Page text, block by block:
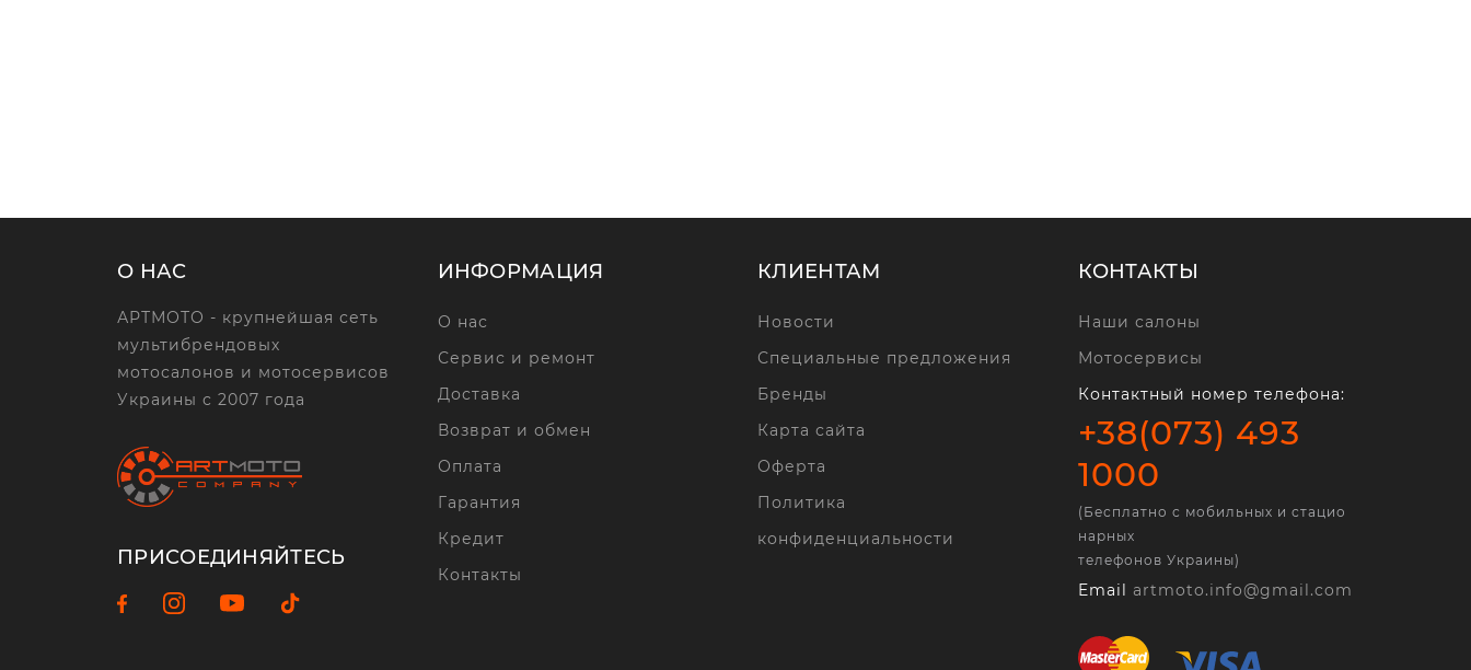
О НАС
АРТМОТО - крупнейшая сеть
мультибрендовых
мотосалонов и мотосервисов
Украины с 2007 года
ПРИСОЕДИНЯЙТЕСЬ
ИНФОРМАЦИЯ
О нас
Сервис и ремонт
Доставка
Возврат и обмен
Оплата
Гарантия
Кредит
Контакты
КЛИЕНТАМ
Новости
Специальные предложения
Бренды
Карта сайта
Оферта
Политика
конфиденциальности
КОНТАКТЫ
Наши салоны
Мотосервисы
Контактный номер телефона:
+38(073) 493
1000
(Бесплатно с мобильных и стацио
нарных
телефонов Украины)
Email artmoto.info@gmail.com